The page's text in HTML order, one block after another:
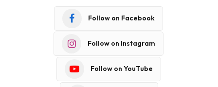
Follow on Facebook
Follow on Instagram
Follow on YouTube